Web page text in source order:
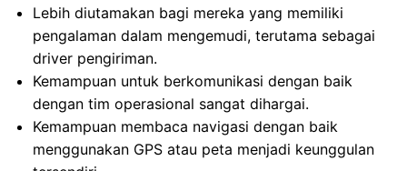
Lebih diutamakan bagi mereka yang memiliki
pengalaman dalam mengemudi, terutama sebagai
driver pengiriman.
Kemampuan untuk berkomunikasi dengan baik
dengan tim operasional sangat dihargai.
Kemampuan membaca navigasi dengan baik
menggunakan GPS atau peta menjadi keunggulan